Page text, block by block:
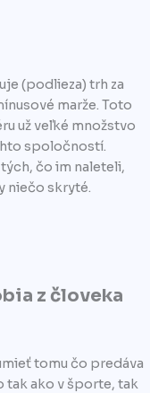
(podlieza) trh za
marže. Toto
už veľké množstvo
spoločností.
čo im naleteli,
niečo skryté.
z človeka
tomu čo predáva
tak ako v športe, tak